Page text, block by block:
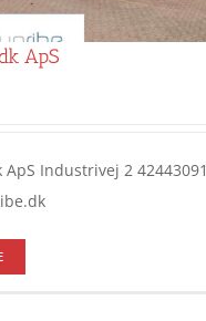
ApS
Industrivej 2 42443091